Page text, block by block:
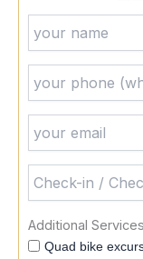
Additional
Quad bike